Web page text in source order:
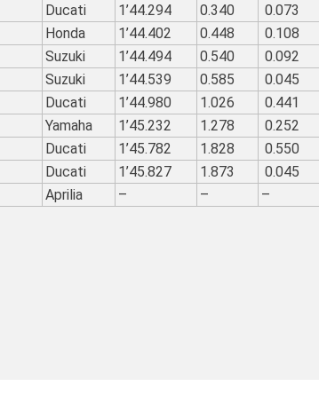
Ducati 1’44.294 0.340
0.073
Honda 1’44.402 0.448
0.108
Suzuki 1’44.494 0.540
0.092
Suzuki 1’44.539 0.585
0.045
Ducati 1’44.980 1.026
0.441
Yamaha 1’45.232 1.278
0.252
Ducati 1’45.782 1.828
0.550
Ducati 1’45.827 1.873
0.045
Aprilia – – –